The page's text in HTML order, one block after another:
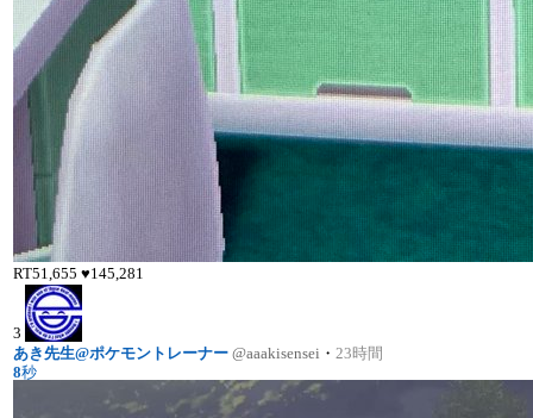
RT51,655♥145,281
3
あき先生@ポケモントレーナー @aaakisensei ・23時間
8秒